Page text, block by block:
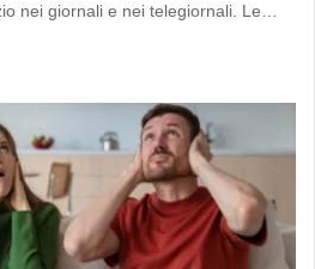
nei giornali e nei telegiornali. Le…